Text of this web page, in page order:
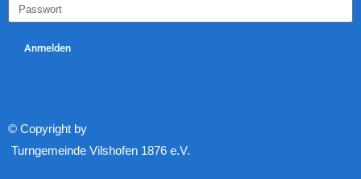
Anmelden
© Copyright by
Turngemeinde Vilshofen 1876 e.V.